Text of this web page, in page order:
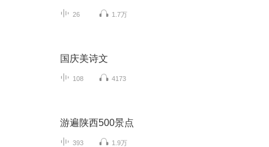
26 1.7万
国庆美诗文
108 4173
游遍陕西500景点
393 1.9万